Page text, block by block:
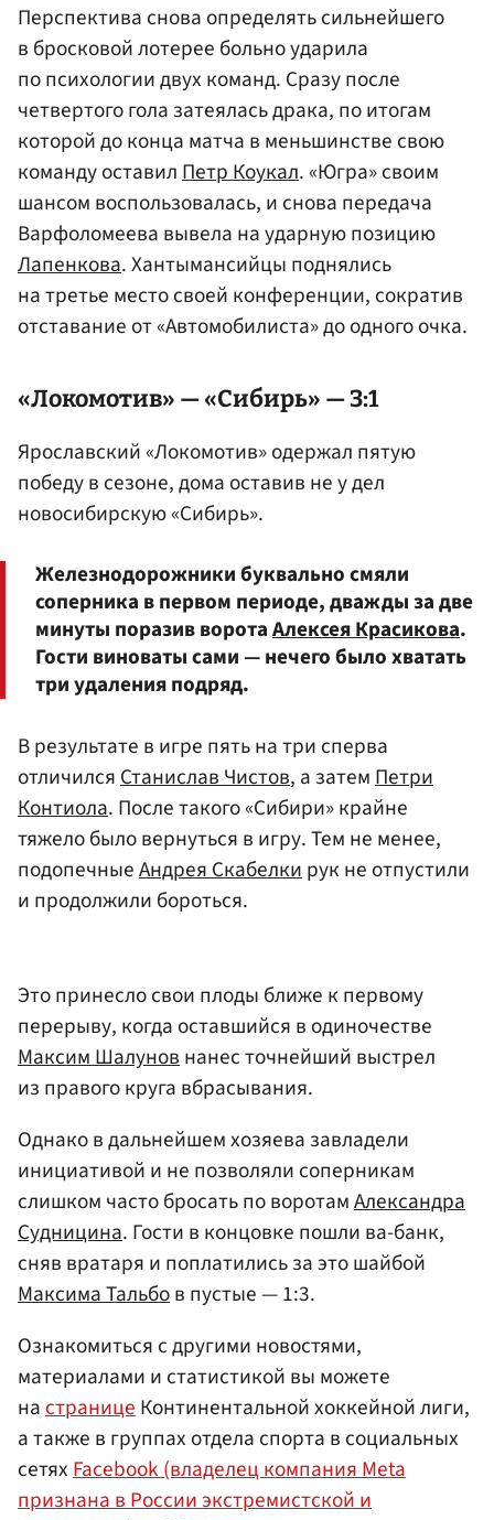
Перспектива снова определять сильнейшего
в бросковой лотерее больно ударила
по психологии двух команд. Сразу после
четвертого гола затеялась драка, по итогам
которой до конца матча в меньшинстве свою
команду оставилПетр Коукал. «Югра» своим
шансом воспользовалась, и снова передача
Варфоломеева вывела на ударную позицию
Лапенкова. Хантымансийцы поднялись
на третье место своей конференции, сократив
отставание от «Автомобилиста» до одного очка.
«Локомотив» — «Сибирь» — 3:1
Ярославский «Локомотив» одержал пятую
победу в сезоне, дома оставив не у дел
новосибирскую «Сибирь».
Железнодорожники буквально смяли
соперника в первом периоде, дважды за две
минуты поразив воротаАлексея Красикова.
Гости виноваты сами — нечего было хватать
три удаления подряд.
В результате в игре пять на три сперва
отличилсяСтанислав Чистов, а затемПетри
Контиола. После такого «Сибири» крайне
тяжело было вернуться в игру. Тем не менее,
подопечныеАндрея Скабелкирук не отпустили
и продолжили бороться.
Это принесло свои плоды ближе к первому
перерыву, когда оставшийся в одиночестве
Максим Шалуновнанес точнейший выстрел
из правого круга вбрасывания.
Однако в дальнейшем хозяева завладели
инициативой и не позволяли соперникам
слишком часто бросать по воротамАлександра
Судницина. Гости в концовке пошли ва-банк,
сняв вратаря и поплатились за это шайбой
Максима Тальбов пустые — 1:3.
Ознакомиться с другими новостями,
материалами и статистикой вы можете
настраницеКонтинентальной хоккейной лиги,
а также в группах отдела спорта в социальных
сетяхFacebook (владелец компания Meta
признана в России экстремистской и